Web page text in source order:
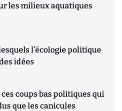
les milieux aquatiques
l’écologie politique
idées
coups bas politiques qui
que les canicules